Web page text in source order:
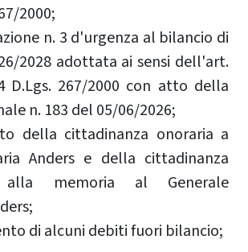
2000;
n. 3 d'urgenza al bilancio di
2028 adottata ai sensi dell'art.
D.Lgs. 267/2000 con atto della
n. 183 del 05/06/2026;
della cittadinanza onoraria a
Anders e della cittadinanza
alla memoria al Generale
di alcuni debiti fuori bilancio;